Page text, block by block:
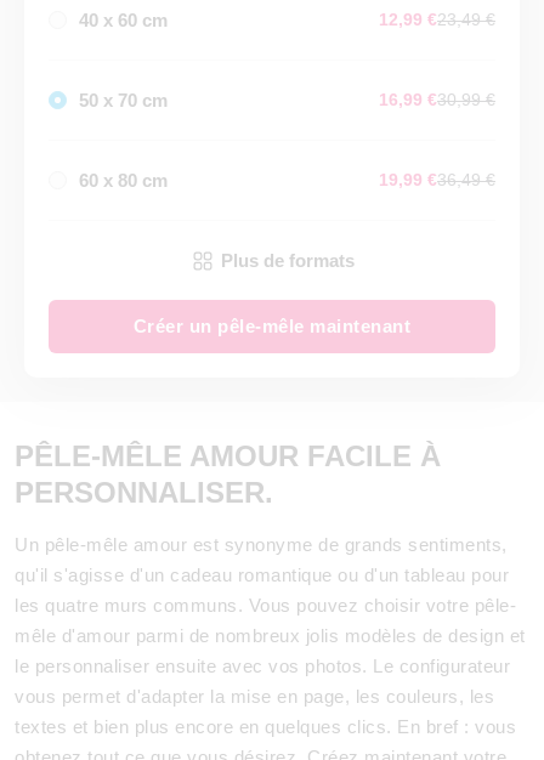
40 x 60 cm 12,99 €23,49 €
50 x 70 cm 16,99 €30,99 €
60 x 80 cm 19,99 €36,49 €
Plus de formats
Créer un pêle-mêle maintenant
PÊLE-MÊLE AMOUR FACILE À
PERSONNALISER.
Un pêle-mêle amour est synonyme de grands sentiments,
qu'il s'agisse d'un cadeau romantique ou d'un tableau pour
les quatre murs communs. Vous pouvez choisir votre pêle-
mêle d'amour parmi de nombreux jolis modèles de design et
le personnaliser ensuite avec vos photos. Le configurateur
vous permet d'adapter la mise en page, les couleurs, les
textes et bien plus encore en quelques clics. En bref : vous